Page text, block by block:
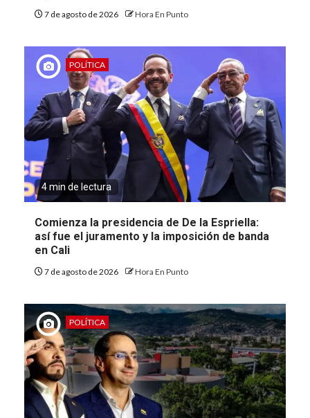
7 de agosto de 2026 Hora En Punto
POLÍTICA
4 min de lectura
Comienza la presidencia de De la Espriella:
así fue el juramento y la imposición de banda
en Cali
7 de agosto de 2026 Hora En Punto
POLÍTICA